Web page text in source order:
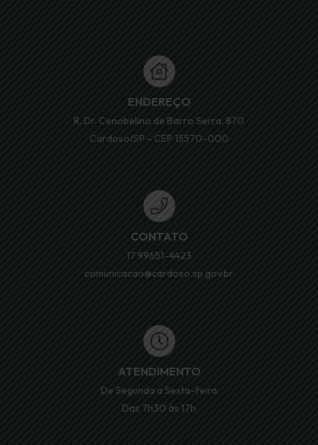
ENDEREÇO
R. Dr. Cenobelino de Barro Serra, 870
Cardoso/SP - CEP 15570-000
CONTATO
17 99651-4423
comunicacao@cardoso.sp.gov.br
ATENDIMENTO
De Segunda a Sexta-feira
Das 7h30 às 17h